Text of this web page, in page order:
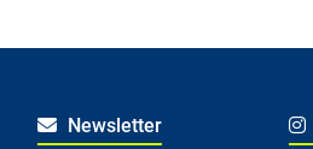
Newsletter